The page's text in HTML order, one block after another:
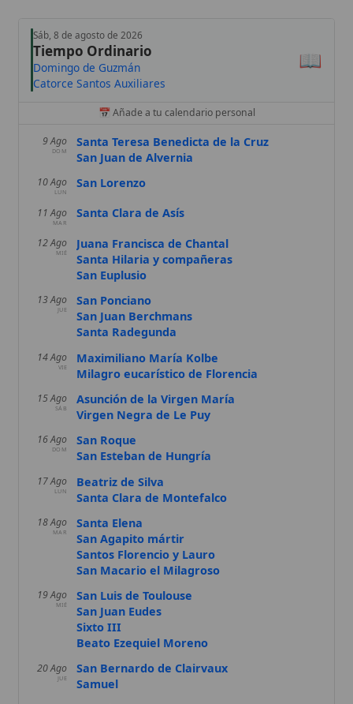
📅 Añade a tu calendario personal
9 Ago
DOM
Santa Teresa Benedicta de la Cruz
San Juan de Alvernia
San Lorenzo
11 Ago
MAR
Santa Clara de Asís
Juana Francisca de Chantal
Santa Hilaria y compañeras
13 Ago
JUE
San Ponciano
Santa Radegunda
Maximiliano María Kolbe
Milagro eucarístico de Florencia
15 Ago
SÁB
Asunción de la Virgen María
Virgen Negra de Le Puy
DOM
San Esteban de Hungría
Beatriz de Silva
Santa Clara de Montefalco
Santa Elena
San Agapito mártir
Santos Florencio y Lauro
San Macario el Milagroso
19 Ago
MIÉ
San Luis de Toulouse
San Juan Eudes
Beato Ezequiel Moreno
San Bernardo de Clairvaux
Samuel
21 Ago
VIE
San Pío X
San Privato
Bienaventurada Virgen María Reina
Categorías especiales